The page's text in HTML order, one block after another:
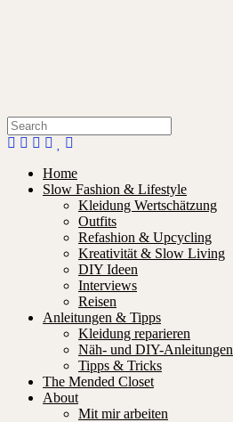
Home
Slow Fashion & Lifestyle
Kleidung Wertschätzung
Outfits
Refashion & Upcycling
Kreativität & Slow Living
DIY Ideen
Interviews
Reisen
Anleitungen & Tipps
Kleidung reparieren
Näh- und DIY-Anleitungen
Tipps & Tricks
The Mended Closet
About
Mit mir arbeiten